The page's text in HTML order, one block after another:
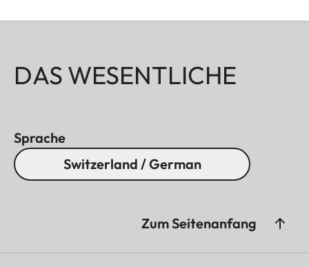
DAS WESENTLICHE
Sprache
Switzerland / German
Zum Seitenanfang